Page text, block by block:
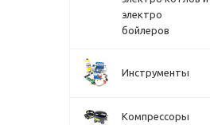
электро
бойлеров
Инструменты
Компрессоры